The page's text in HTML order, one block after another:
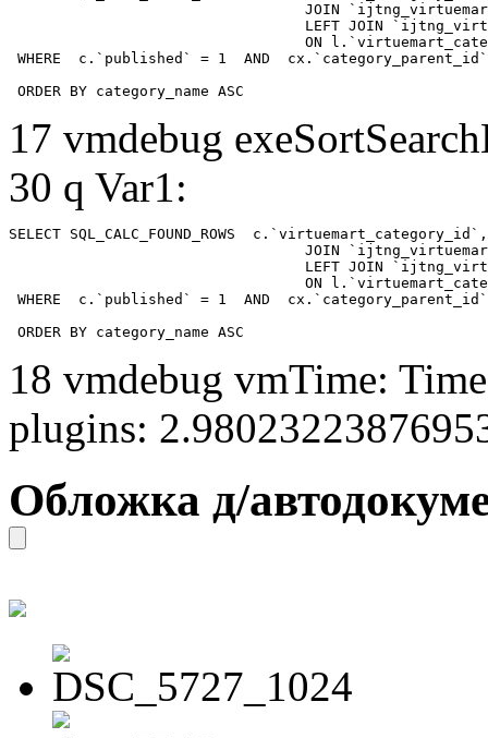
WHERE  c.`published` = 1  AND
ORDER BY category_name ASC
17 vmdebug
30 q Var1:
SELECT SQL_CALC_FOUND_ROWS
WHERE  c.`published` = 1  AND
ORDER BY category_name ASC
18 vmdebug vmTime:
plugins:
Обложка д/